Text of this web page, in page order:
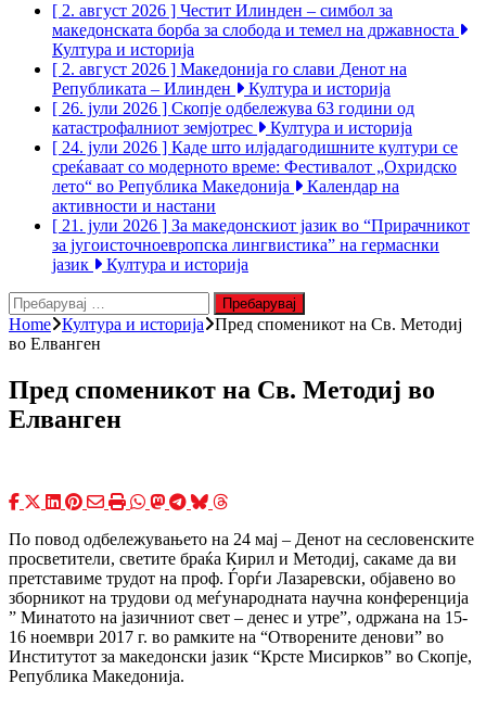
[ 2. август 2026 ] Честит Илинден – симбол за
македонската борба за слобода и темел на државноста
Култура и историја
[ 2. август 2026 ] Македонија го слави Денот на
Републиката – Илинден
Култура и историја
[ 26. јули 2026 ] Скопје одбележува 63 години од
катастрофалниот земјотрес
Култура и историја
[ 24. јули 2026 ] Каде што илјадагодишните култури се
среќаваат со модерното време: Фестивалот „Охридско
лето“ во Република Македонија
Календар на
активности и настани
[ 21. јули 2026 ] За македонскиот јазик во “Прирачникот
за југоисточноевропска лингвистика” на гермаснки
јазик
Култура и историја
Пребарувај
за:
Home Култура и историја
Пред споменикот на Св. Методиј
во Елванген
Пред споменикот на Св. Методиј во
Елванген
По повод одбележувањето на 24 мај – Денот на сесловенските
просветители, светите браќа Кирил и Методиј, сакаме да ви
претставиме трудот на проф. Ѓорѓи Лазаревски, објавено во
зборникот на трудови од меѓународната научна конференција
” Минатото на јазичниот свет – денес и утре”, одржана на 15-
16 ноември 2017 г. во рамките на “Отворените денови” во
Институтот за македонски јазик “Крсте Мисирков” во Скопје,
Република Македонија.